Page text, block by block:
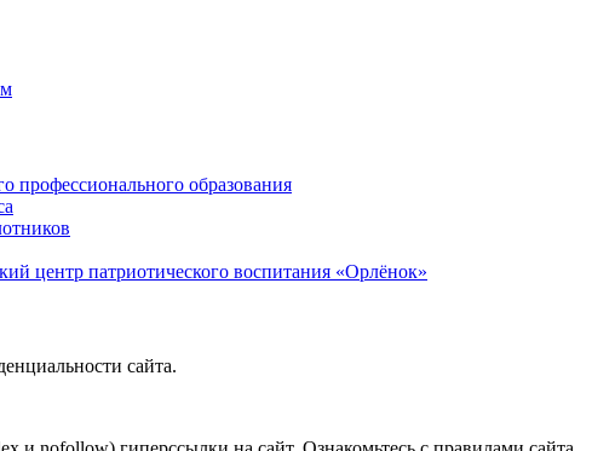
профессионального образования
центр патриотического воспитания «Орлёнок»
сайта.